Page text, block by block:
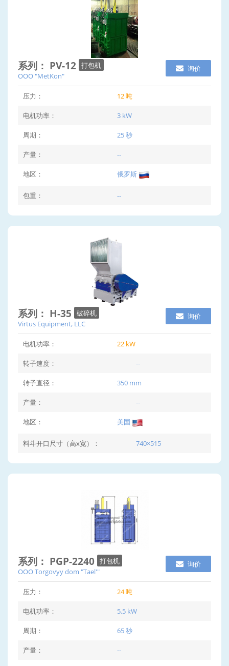
系列： PV-12 打包机
OOO "MetKon"
询价
压力： 12 吨
电机功率： 3 kW
周期： 25 秒
产量： --
地区： 俄罗斯
包重： --
系列： H-35
破碎机
Virtus Equipment, LLC
询价
电机功率： 22 kW
转子速度： --
转子直径： 350 mm
产量： --
地区： 美国
料斗开口尺寸（高x宽）： 740×515
系列： PGP-2240
打包机
OOO Torgovyy dom "Tael'"
询价
压力： 24 吨
电机功率： 5.5 kW
周期： 65 秒
产量： --